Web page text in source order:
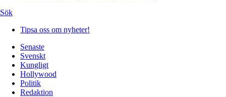
Sök
Tipsa oss om nyheter!
Senaste
Svenskt
Kungligt
Hollywood
Politik
Redaktion